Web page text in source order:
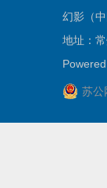
幻影（
地址：
苏公